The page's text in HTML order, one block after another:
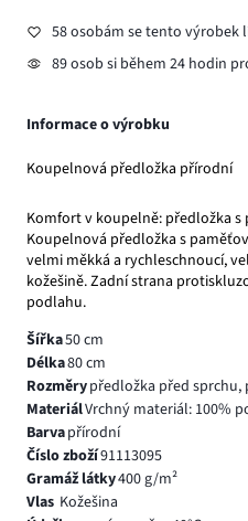
58 osobám se tento výrobek
89 osob si během 24 hodin
Informace o výrobku
Koupelnová předložka přírodní
Komfort v koupelně: předložka s
Koupelnová předložka s
velmi měkká a rychleschnoucí,
kožešině. Zadní strana
podlahu.
Šířka50 cm
Délka80 cm
Rozměrypředložka před sprchu,
MateriálVrchný materiál: 100%
Barvapřírodní
Číslo zboží91113095
Gramáž látky400 g/m²
Vlas Kožešina